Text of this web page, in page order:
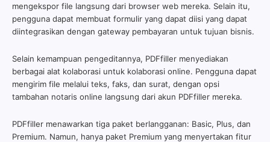
mengekspor file langsung dari browser web mereka. Selain itu,
pengguna dapat membuat formulir yang dapat diisi yang dapat
diintegrasikan dengan gateway pembayaran untuk tujuan bisnis.
Selain kemampuan pengeditannya, PDFfiller menyediakan
berbagai alat kolaborasi untuk kolaborasi online. Pengguna dapat
mengirim file melalui teks, faks, dan surat, dengan opsi
tambahan notaris online langsung dari akun PDFfiller mereka.
PDFfiller menawarkan tiga paket berlangganan: Basic, Plus, dan
Premium. Namun, hanya paket Premium yang menyertakan fitur